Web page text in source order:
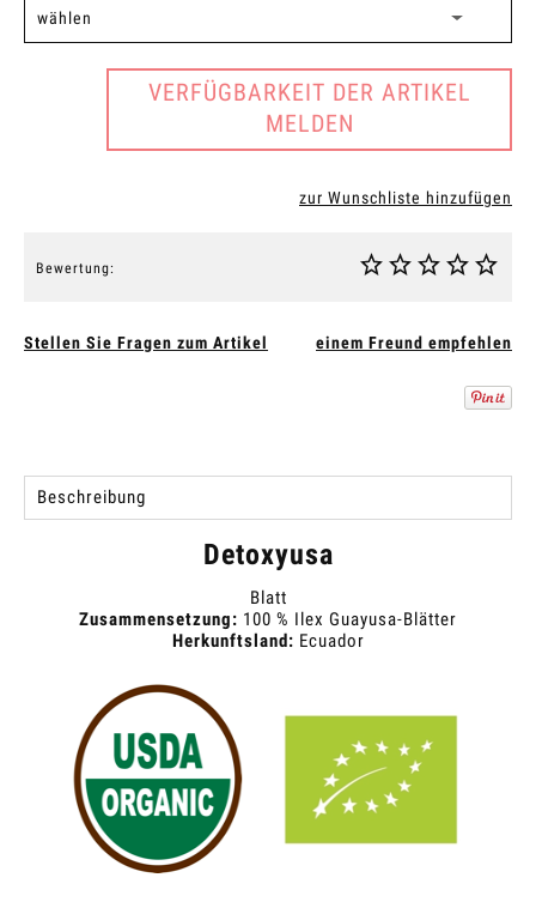
VERFÜGBARKEIT DER ARTIKEL
MELDEN
zur Wunschliste hinzufügen
Bewertung:
Stellen Sie Fragen zum Artikel einem Freund empfehlen
Beschreibung
Detoxyusa
Blatt
Zusammensetzung: 100 % Ilex Guayusa-Blätter
Herkunftsland: Ecuador